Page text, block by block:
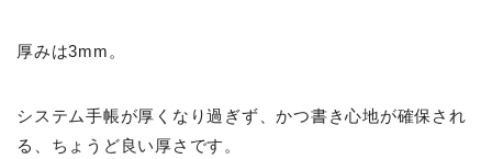
厚みは3mm。
システム手帳が厚くなり過ぎず、かつ書き心地が確保され
る、ちょうど良い厚さです。